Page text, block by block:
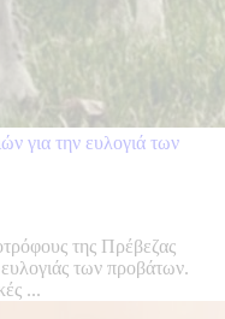
για την ευλογιά των
της Πρέβεζας
των προβάτων.
...